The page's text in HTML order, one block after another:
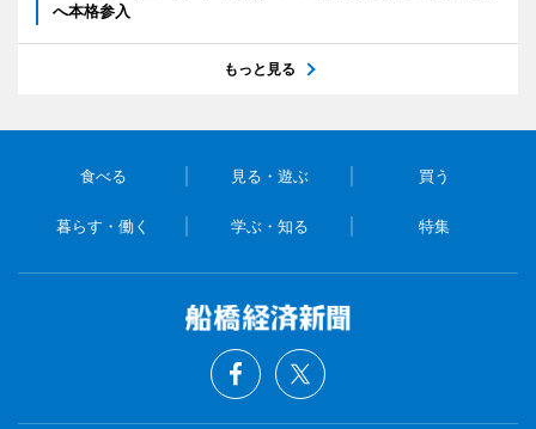
へ本格参入
もっと見る
食べる 見る・遊ぶ 買う
暮らす・働く 学ぶ・知る 特集